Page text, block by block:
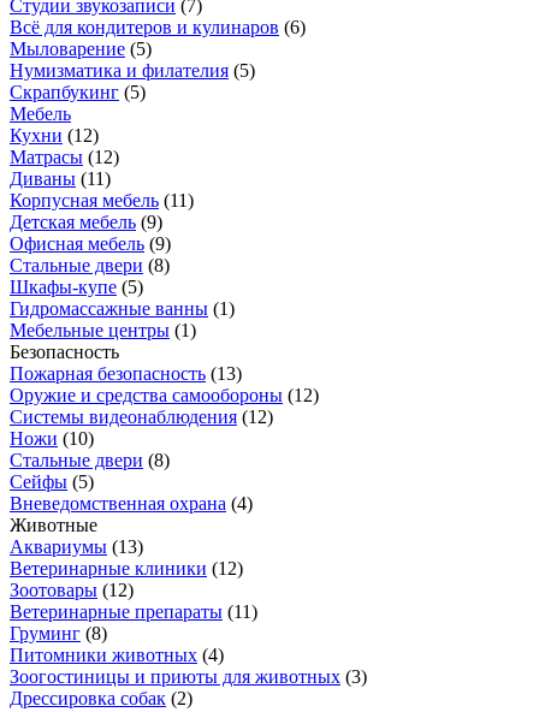
Студии звукозаписи (7)
Всё для кондитеров и кулинаров (6)
Мыловарение (5)
Нумизматика и филателия (5)
Скрапбукинг (5)
Мебель
Кухни (12)
Матрасы (12)
Диваны (11)
Корпусная мебель (11)
Детская мебель (9)
Офисная мебель (9)
Стальные двери (8)
Шкафы-купе (5)
Гидромассажные ванны (1)
Мебельные центры (1)
Безопасность
Пожарная безопасность (13)
Оружие и средства самообороны (12)
Системы видеонаблюдения (12)
Ножи (10)
Стальные двери (8)
Сейфы (5)
Вневедомственная охрана (4)
Животные
Аквариумы (13)
Ветеринарные клиники (12)
Зоотовары (12)
Ветеринарные препараты (11)
Груминг (8)
Питомники животных (4)
Зоогостиницы и приюты для животных (3)
Дрессировка собак (2)